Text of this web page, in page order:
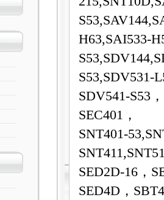
H63,SAI533-
S53,SDV531-
SDV541-S53
SEC401，
SNT401-
SED2D-16，
SED4D，